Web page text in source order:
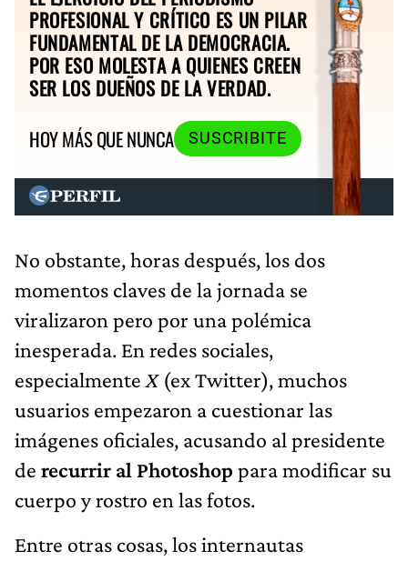
PROFESIONAL Y CRÍTICO ES UN PILAR
FUNDAMENTAL DE LA DEMOCRACIA.
POR ESO MOLESTA A QUIENES CREEN
SER LOS DUEÑOS DE LA VERDAD.
HOY MÁS QUE NUNCA
SUSCRIBITE
No obstante, horas después, los dos
momentos claves de la jornada se
viralizaron pero por una polémica
inesperada. En redes sociales,
especialmente X (ex Twitter), muchos
usuarios empezaron a cuestionar las
imágenes oficiales, acusando al presidente
de recurrir al Photoshop para modificar su
cuerpo y rostro en las fotos.
Entre otras cosas, los internautas